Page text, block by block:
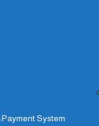
Payment System: